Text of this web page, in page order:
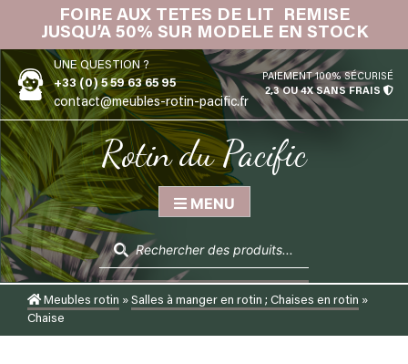
content
FOIRE AUX TETES DE LIT REMISE
JUSQU’A 50% SUR MODELE EN STOCK
UNE QUESTION ?
+33 (0) 5 59 63 65 95
contact@meubles-rotin-pacific.fr
PAIEMENT 100% SÉCURISÉ
2,3 OU 4X SANS FRAIS
Rotin du Pacific
MENU
Recherche
de
produits
Meubles rotin » Salles à manger en rotin ; Chaises en rotin »
Chaise